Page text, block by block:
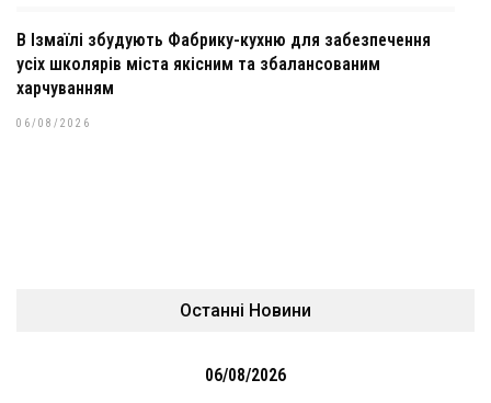
В Ізмаїлі збудують Фабрику-кухню для забезпечення
усіх школярів міста якісним та збалансованим
харчуванням
06/08/2026
Останні Новини
06/08/2026